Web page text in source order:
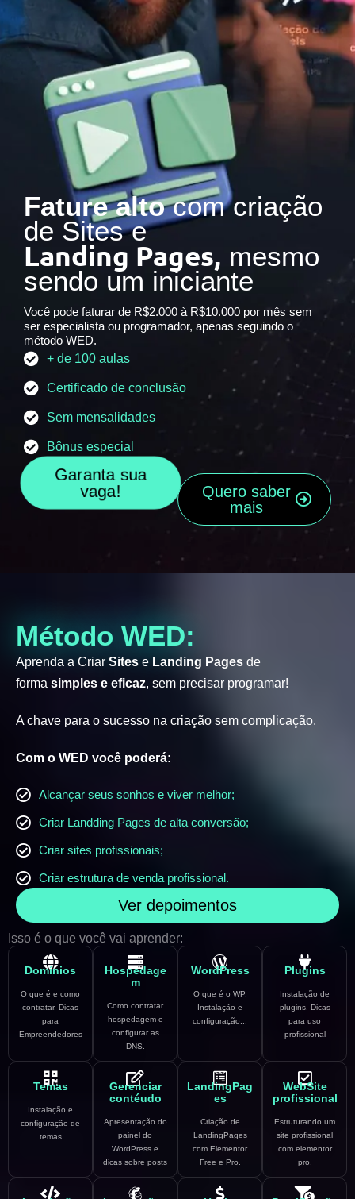
Fature altocom criação
de Sites e
Landing Pages, mesmo
sendo um iniciante
Você pode faturar de R$2.000 à R$10.000 por mês sem
ser especialista ou programador, apenas seguindo o
método WED.
+ de 100 aulas
Certificado de conclusão
Sem mensalidades
Bônus especial
Garanta sua
vaga!
Quero saber
mais
Método WED:
Aprenda a Criar Sites e Landing Pages de
forma simples e eficaz, sem precisar programar!
A chave para o sucesso na criação sem complicação.
Com o WED você poderá:
Alcançar seus sonhos e viver melhor;
Criar Landding Pages de alta conversão;
Criar sites profissionais;
Criar estrutura de venda profissional.
Ver depoimentos
Isso é o que você vai aprender:
Domínios
O que é e como
contratar. Dicas
para
Empreendedores
Hospedage
m
Como contratar
hospedagem e
configurar as
DNS.
WordPress
O que é o WP,
Instalação e
configuração...
Plugins
Instalação de
plugins. Dicas
para uso
profissional
Temas
Instalação e
configuração de
temas
Gerenciar
contéudo
Apresentação do
painel do
WordPress e
dicas sobre posts
LandingPag
es
Criação de
LandingPages
com Elementor
Free e Pro.
WebSite
profissional
Estruturando um
site profissional
com elementor
pro.